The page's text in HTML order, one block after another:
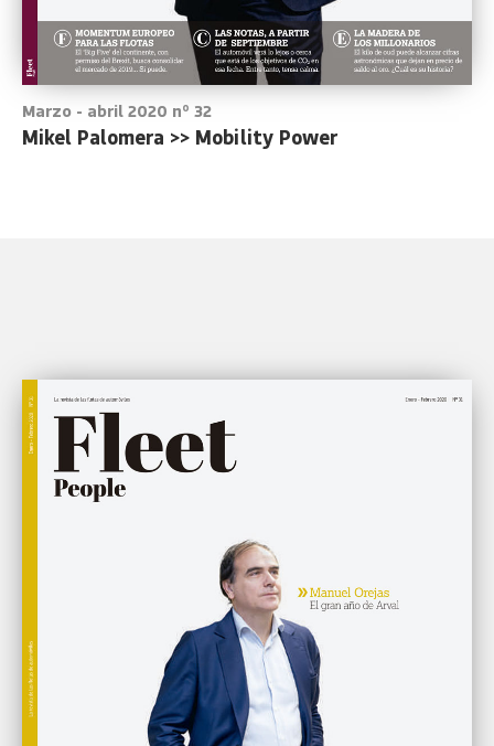
Marzo - abril 2020 nº 32
Mikel Palomera >> Mobility Power